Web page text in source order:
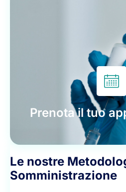
Prenota il tuo
Le nostre
Somministrazione